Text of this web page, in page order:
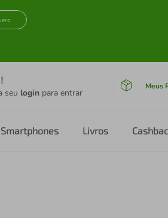
seu login para entrar
Meus
Smartphones Livros